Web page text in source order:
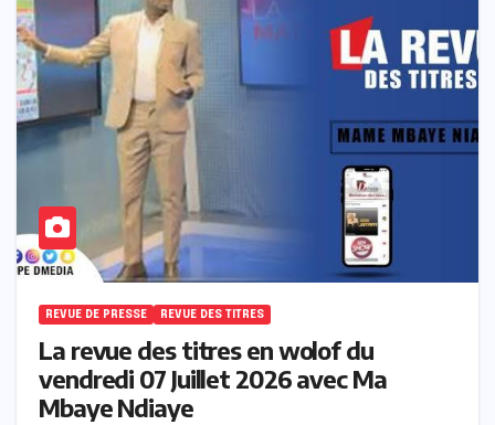
REVUE DE PRESSE REVUE DES TITRES
La revue des titres en wolof du
vendredi 07 Juillet 2026 avec Ma
Mbaye Ndiaye